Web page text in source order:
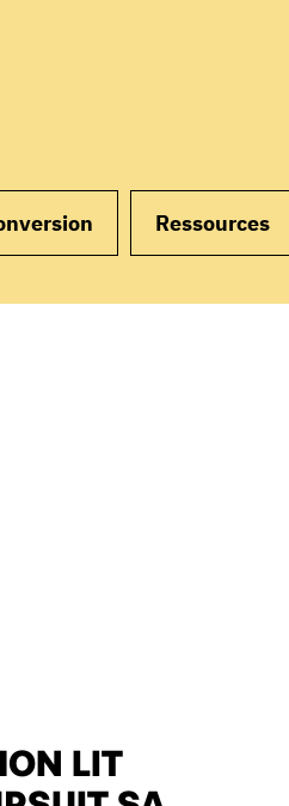
Ressources
LIT